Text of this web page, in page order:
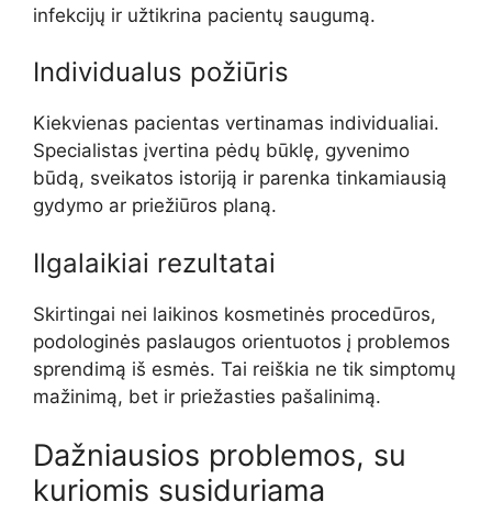
infekcijų ir užtikrina pacientų saugumą.
Individualus požiūris
Kiekvienas pacientas vertinamas individualiai.
Specialistas įvertina pėdų būklę, gyvenimo
būdą, sveikatos istoriją ir parenka tinkamiausią
gydymo ar priežiūros planą.
Ilgalaikiai rezultatai
Skirtingai nei laikinos kosmetinės procedūros,
podologinės paslaugos orientuotos į problemos
sprendimą iš esmės. Tai reiškia ne tik simptomų
mažinimą, bet ir priežasties pašalinimą.
Dažniausios problemos, su
kuriomis susiduriama